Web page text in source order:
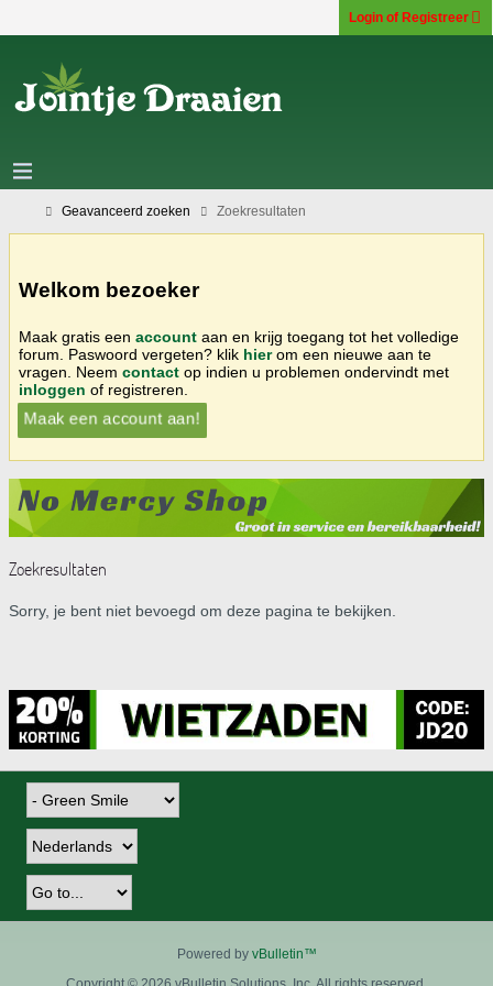
Login of Registreer
Geavanceerd zoeken Zoekresultaten
Welkom bezoeker
Maak gratis een account aan en krijg toegang tot het volledige
forum. Paswoord vergeten? klik hierom een nieuwe aan te
vragen. Neem contact op indien u problemen ondervindt met
inloggen of registreren.
Maak een account aan!
Zoekresultaten
Sorry, je bent niet bevoegd om deze pagina te bekijken.
Powered by vBulletin™